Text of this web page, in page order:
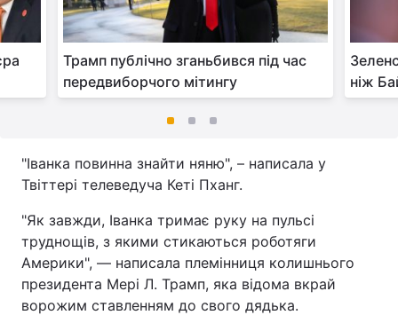
Трамп публічно зганьбився під час
передвиборчого мітингу
ніж
"Іванка повинна знайти няню", – написала у
Твіттері телеведуча Кеті Пханг.
"Як завжди, Іванка тримає руку на пульсі
труднощів, з якими стикаються роботяги
Америки", — написала племінниця колишнього
президента Мері Л. Трамп, яка відома вкрай
ворожим ставленням до свого дядька.